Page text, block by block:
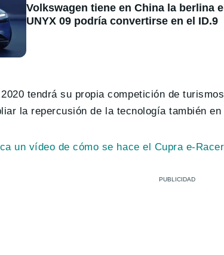
Volkswagen tiene en China la berlina
UNYX 09 podría convertirse en el ID.9
tendrá su propia competición de
la repercusión de la tecnología también
un vídeo de cómo se hace el Cupra e-Racer